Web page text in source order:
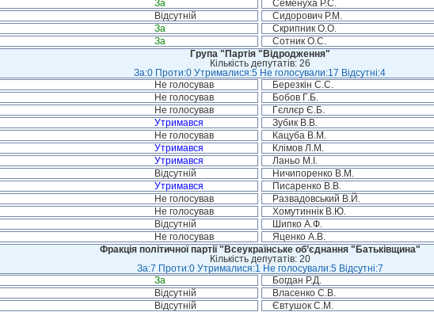
За Семенуха Р.С.
Відсутній Сидорович Р.М.
За Скрипник О.О.
За Сотник О.С.
Група "Партія "Відродження"
Кількість депутатів: 26
За:0 Проти:0 Утрималися:5 Не голосували:17 Відсутні:4
Не голосував Березкін С.С.
Не голосував Бобов Г.Б.
Не голосував Гєллєр Є.Б.
Утримався Зубик В.В.
Не голосував Кацуба В.М.
Утримався Клімов Л.М.
Утримався Ланьо М.І.
Відсутній Ничипоренко В.М.
Утримався Писаренко В.В.
Не голосував Развадовський В.Й.
Не голосував Хомутиннік В.Ю.
Відсутній Шипко А.Ф.
Не голосував Яценко А.В.
Фракція політичної партії "Всеукраїнське об’єднання "Батьківщина"
Кількість депутатів: 20
За:7 Проти:0 Утрималися:1 Не голосували:5 Відсутні:7
За Богдан Р.Д.
Відсутній Власенко С.В.
Відсутній Євтушок С.М.